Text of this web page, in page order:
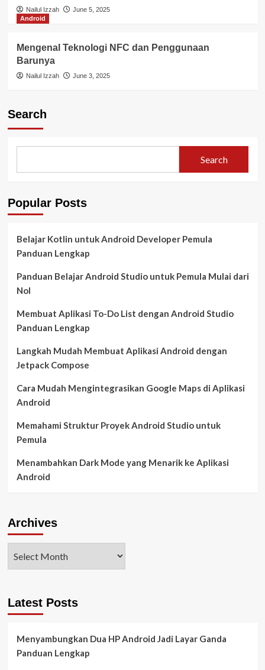
Nailul Izzah
June 5, 2025
Android
Mengenal Teknologi NFC dan Penggunaan
Barunya
Nailul Izzah June 3, 2025
Search
Search
Popular Posts
Belajar Kotlin untuk Android Developer Pemula
Panduan Lengkap
Panduan Belajar Android Studio untuk Pemula Mulai dari
Nol
Membuat Aplikasi To-Do List dengan Android Studio
Panduan Lengkap
Langkah Mudah Membuat Aplikasi Android dengan
Jetpack Compose
Cara Mudah Mengintegrasikan Google Maps di Aplikasi
Android
Memahami Struktur Proyek Android Studio untuk
Pemula
Menambahkan Dark Mode yang Menarik ke Aplikasi
Android
Archives
Latest Posts
Menyambungkan Dua HP Android Jadi Layar Ganda
Panduan Lengkap